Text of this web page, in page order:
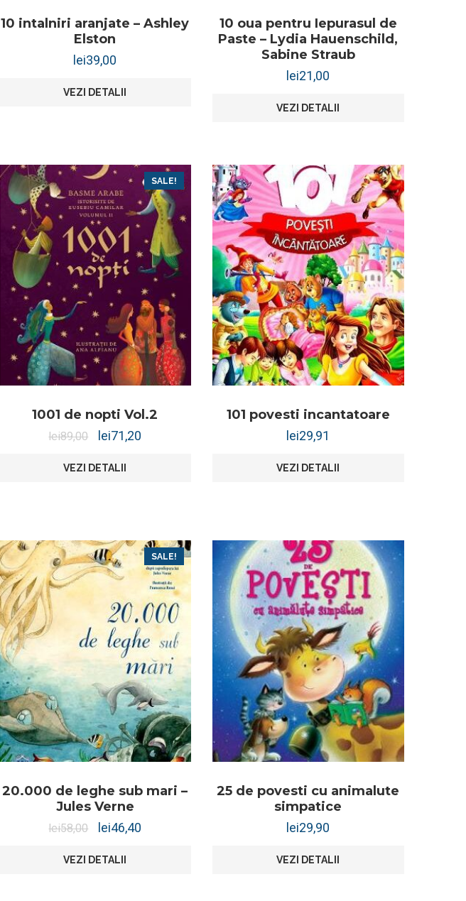
10 intalniri aranjate – Ashley
Elston
lei39,00
VEZI DETALII
10 oua pentru Iepurasul de
Paste – Lydia Hauenschild,
Sabine Straub
lei21,00
VEZI DETALII
SALE!
1001 de nopti Vol.2
lei89,00 lei71,20
VEZI DETALII
101 povesti incantatoare
lei29,91
VEZI DETALII
SALE!
20.000 de leghe sub mari –
Jules Verne
lei58,00 lei46,40
VEZI DETALII
25 de povesti cu animalute
simpatice
lei29,90
VEZI DETALII